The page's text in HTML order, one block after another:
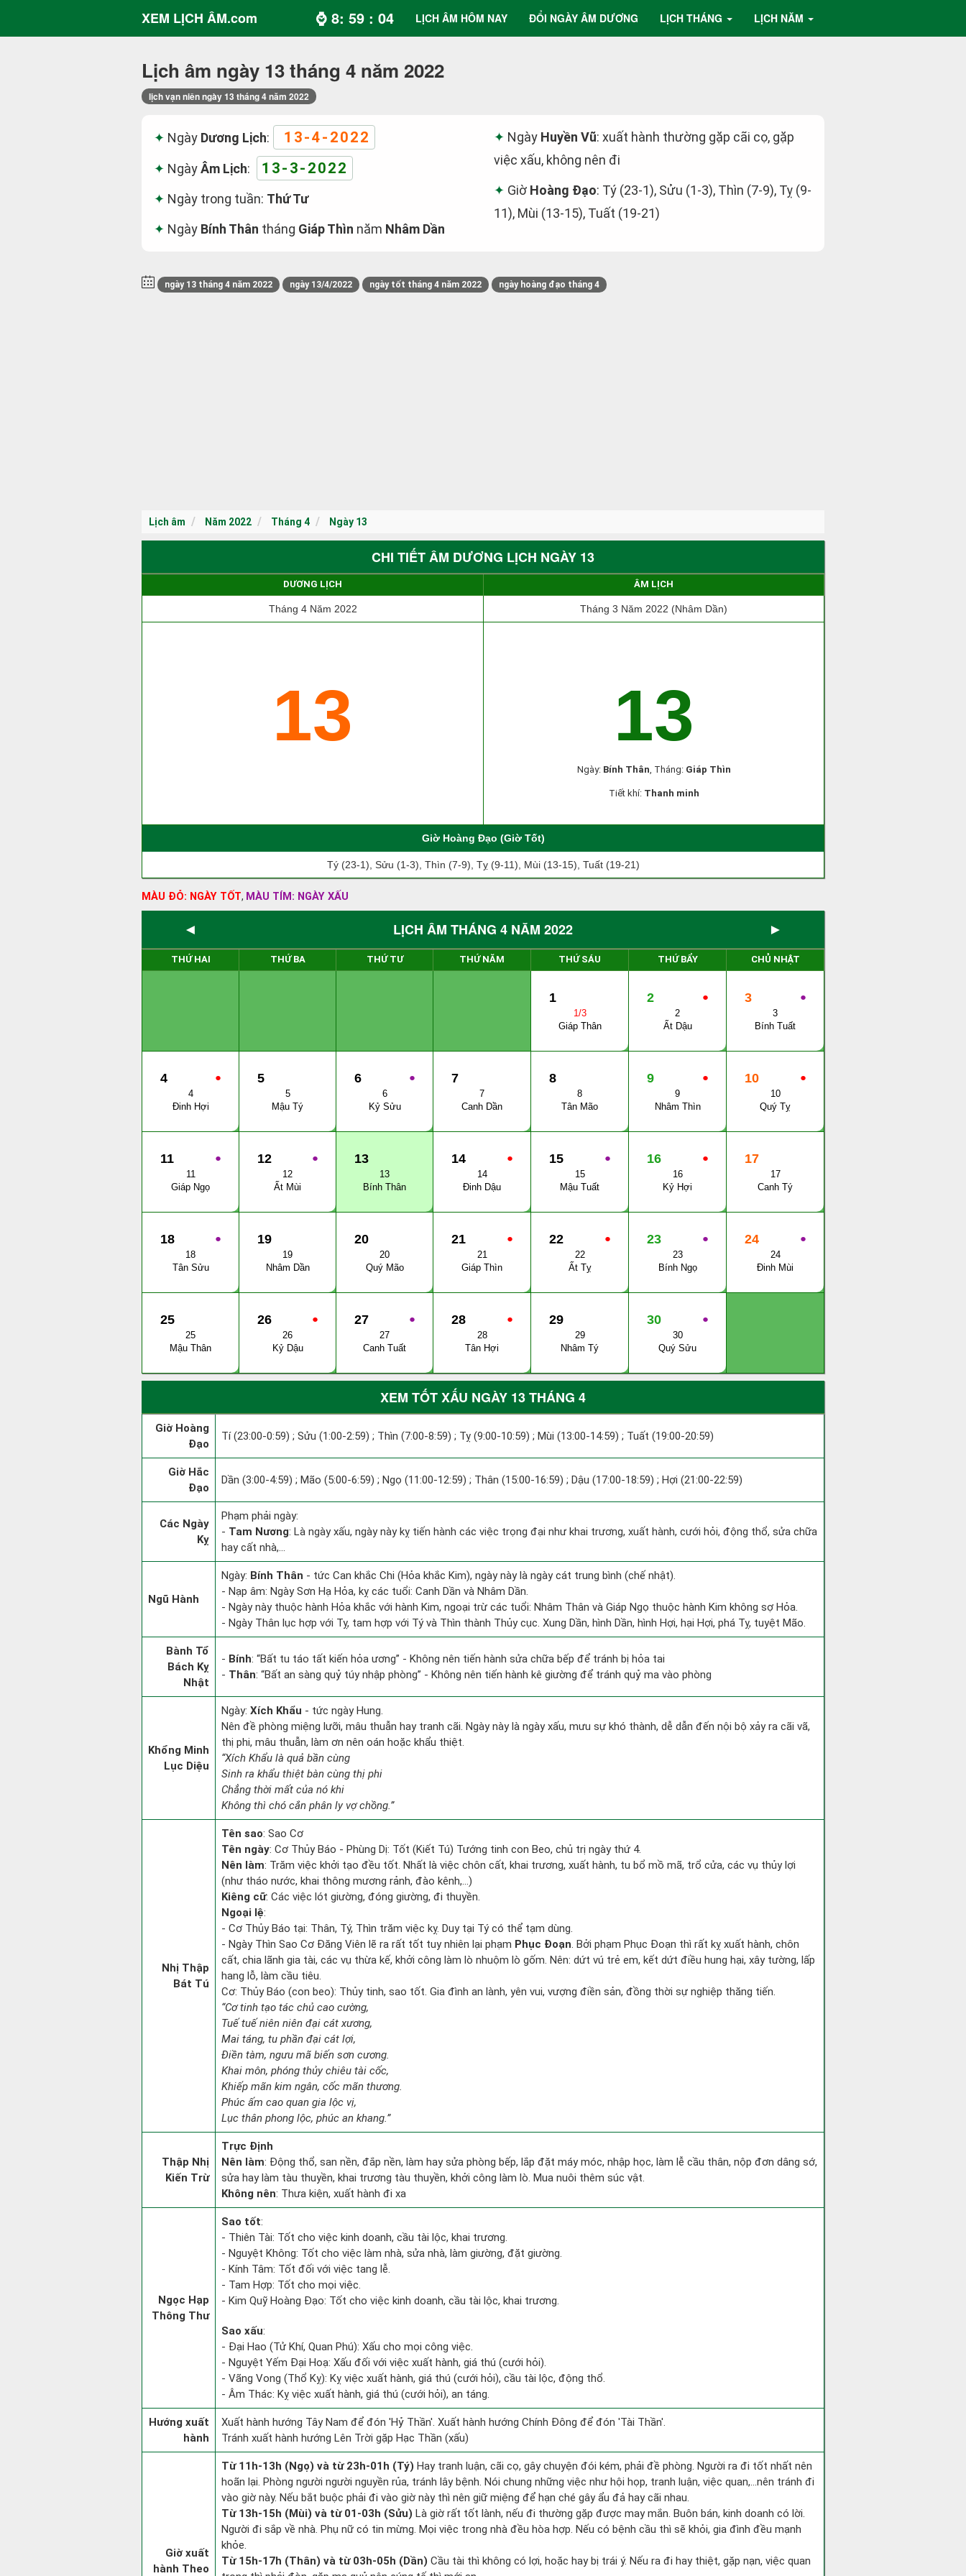
XEM LỊCH ÂM.com ⌚ 8: 59 : 05 LỊCH ÂM HÔM NAY ĐỔI NGÀY ÂM DƯƠNG LỊCH THÁNG LỊCH NĂM
Lịch âm ngày 13 tháng 4 năm 2022
lịch vạn niên ngày 13 tháng 4 năm 2022
Ngày Dương Lịch: 13-4-2022
NgàyÂm Lịch: 13-3-2022
Ngày trong tuần: Thứ Tư
Ngày Bính Thân tháng Giáp Thìn năm Nhâm Dần
Ngày Huyền Vũ: xuất hành thường gặp cãi cọ, gặp
việc xấu, không nên đi
Giờ Hoàng Đạo: Tý (23-1), Sửu (1-3), Thìn (7-9), Tỵ (9-
11), Mùi (13-15), Tuất (19-21)
ngày 13 tháng 4 năm 2022 ngày 13/4/2022 ngày tốt tháng 4 năm 2022 ngày hoàng đạo tháng 4
Lịch âm Năm 2022 Tháng 4 Ngày 13
CHI TIẾT ÂM DƯƠNG LỊCH NGÀY 13
DƯƠNG LỊCH ÂM LỊCH
Tháng 4 Năm 2022 Tháng 3 Năm 2022 (Nhâm Dần)
13 13
Ngày: Bính Thân, Tháng: Giáp Thìn
Tiết khí: Thanh minh
Giờ Hoàng Đạo (Giờ Tốt)
Tý (23-1), Sửu (1-3), Thìn (7-9), Tỵ (9-11), Mùi (13-15), Tuất (19-21)
MÀU ĐỎ: NGÀY TỐT, MÀU TÍM: NGÀY XẤU
◄ LỊCH ÂM THÁNG 4 NĂM 2022 ►
THỨ HAI THỨ BA THỨ TƯ THỨ NĂM THỨ SÁU THỨ BẨY CHỦ NHẬT
1
1/3
Giáp Thân
●
2
2
Ất Dậu
●
3
3
Bính Tuất
●
4
4
Đinh Hợi
5
5
Mậu Tý
●
6
6
Kỷ Sửu
7
7
Canh Dần
8
8
Tân Mão
●
9
9
Nhâm Thìn
●
10
10
Quý Tỵ
●
11
11
Giáp Ngọ
●
12
12
Ất Mùi
13
13
Bính Thân
●
14
14
Đinh Dậu
●
15
15
Mậu Tuất
●
16
16
Kỷ Hợi
17
17
Canh Tý
●
18
18
Tân Sửu
19
19
Nhâm Dần
20
20
Quý Mão
●
21
21
Giáp Thìn
●
22
22
Ất Tỵ
●
23
23
Bính Ngọ
●
24
24
Đinh Mùi
25
25
Mậu Thân
●
26
26
Kỷ Dậu
●
27
27
Canh Tuất
●
28
28
Tân Hợi
29
29
Nhâm Tý
●
30
30
Quý Sửu
XEM TỐT XẤU NGÀY 13 THÁNG 4
Giờ Hoàng
Đạo
Tí (23:00-0:59) ; Sửu (1:00-2:59) ; Thìn (7:00-8:59) ; Tỵ (9:00-10:59) ; Mùi (13:00-14:59) ; Tuất (19:00-20:59)
Giờ Hắc
Đạo
Dần (3:00-4:59) ; Mão (5:00-6:59) ; Ngọ (11:00-12:59) ; Thân (15:00-16:59) ; Dậu (17:00-18:59) ; Hợi (21:00-22:59)
Các Ngày
Kỵ
Phạm phải ngày:
- Tam Nương: Là ngày xấu, ngày này kỵ tiến hành các việc trọng đại như khai trương, xuất hành, cưới hỏi, động thổ, sửa chữa
hay cất nhà,...
Ngũ Hành
Ngày: Bính Thân - tức Can khắc Chi (Hỏa khắc Kim), ngày này là ngày cát trung bình (chế nhật).
- Nạp âm: Ngày Sơn Hạ Hỏa, kỵ các tuổi: Canh Dần và Nhâm Dần.
- Ngày này thuộc hành Hỏa khắc với hành Kim, ngoại trừ các tuổi: Nhâm Thân và Giáp Ngọ thuộc hành Kim không sợ Hỏa.
- Ngày Thân lục hợp với Tỵ, tam hợp với Tý và Thìn thành Thủy cục. Xung Dần, hình Dần, hình Hợi, hại Hợi, phá Tỵ, tuyệt Mão.
Bành Tổ
Bách Kỵ
Nhật
- Bính: “Bất tu táo tất kiến hỏa ương” - Không nên tiến hành sửa chữa bếp để tránh bị hỏa tai
- Thân: “Bất an sàng quỷ túy nhập phòng” - Không nên tiến hành kê giường để tránh quỷ ma vào phòng
Khổng Minh
Lục Diệu
Ngày: Xích Khẩu - tức ngày Hung.
Nên đề phòng miệng lưỡi, mâu thuẫn hay tranh cãi. Ngày này là ngày xấu, mưu sự khó thành, dễ dẫn đến nội bộ xảy ra cãi vã,
thị phi, mâu thuẫn, làm ơn nên oán hoặc khẩu thiệt.
“Xích Khẩu là quả bần cùng
Sinh ra khẩu thiệt bàn cùng thị phi
Chẳng thời mất của nó khi
Không thì chó cắn phân ly vợ chồng.”
Nhị Thập
Bát Tú
Tên sao: Sao Cơ
Tên ngày: Cơ Thủy Báo - Phùng Dị: Tốt (Kiết Tú) Tướng tinh con Beo, chủ trị ngày thứ 4.
Nên làm: Trăm việc khởi tạo đều tốt. Nhất là việc chôn cất, khai trương, xuất hành, tu bổ mồ mã, trổ cửa, các vụ thủy lợi
(như tháo nước, khai thông mương rảnh, đào kênh,...)
Kiêng cữ: Các việc lót giường, đóng giường, đi thuyền.
Ngoại lệ:
- Cơ Thủy Báo tại: Thân, Tý, Thìn trăm việc kỵ. Duy tại Tý có thể tạm dùng.
- Ngày Thìn Sao Cơ Đăng Viên lẽ ra rất tốt tuy nhiên lại phạm Phục Đoạn. Bởi phạm Phục Đoạn thì rất kỵ xuất hành, chôn
cất, chia lãnh gia tài, các vụ thừa kế, khởi công làm lò nhuộm lò gốm. Nên: dứt vú trẻ em, kết dứt điều hung hại, xây tường, lấp
hang lỗ, làm cầu tiêu.
Cơ: Thủy Báo (con beo): Thủy tinh, sao tốt. Gia đình an lành, yên vui, vượng điền sản, đồng thời sự nghiệp thăng tiến.
“Cơ tinh tạo tác chủ cao cường,
Tuế tuế niên niên đại cát xương,
Mai táng, tu phần đại cát lợi,
Điền tàm, ngưu mã biến sơn cương.
Khai môn, phóng thủy chiêu tài cốc,
Khiếp mãn kim ngân, cốc mãn thương.
Phúc ấm cao quan gia lộc vị,
Lục thân phong lộc, phúc an khang.”
Thập Nhị
Kiến Trừ
Trực Định
Nên làm: Động thổ, san nền, đắp nền, làm hay sửa phòng bếp, lắp đặt máy móc, nhập học, làm lễ cầu thân, nộp đơn dâng sớ,
sửa hay làm tàu thuyền, khai trương tàu thuyền, khởi công làm lò. Mua nuôi thêm súc vật.
Không nên: Thưa kiện, xuất hành đi xa
Ngọc Hạp
Thông Thư
Sao tốt:
- Thiên Tài: Tốt cho việc kinh doanh, cầu tài lộc, khai trương.
- Nguyệt Không: Tốt cho việc làm nhà, sửa nhà, làm giường, đặt giường.
- Kính Tâm: Tốt đối với việc tang lễ.
- Tam Hợp: Tốt cho mọi việc.
- Kim Quỹ Hoàng Đạo: Tốt cho việc kinh doanh, cầu tài lộc, khai trương.
Sao xấu:
- Đại Hao (Tử Khí, Quan Phú): Xấu cho mọi công việc.
- Nguyệt Yếm Đại Hoạ: Xấu đối với việc xuất hành, giá thú (cưới hỏi).
- Vãng Vong (Thổ Kỵ): Kỵ việc xuất hành, giá thú (cưới hỏi), cầu tài lộc, động thổ.
- Âm Thác: Kỵ việc xuất hành, giá thú (cưới hỏi), an táng.
Hướng xuất
hành
Xuất hành hướng Tây Nam để đón 'Hỷ Thần'. Xuất hành hướng Chính Đông để đón 'Tài Thần'.
Tránh xuất hành hướng Lên Trời gặp Hạc Thần (xấu)
Giờ xuất
hành Theo
Từ 11h-13h (Ngọ) và từ 23h-01h (Tý) Hay tranh luận, cãi cọ, gây chuyện đói kém, phải đề phòng. Người ra đi tốt nhất nên
hoãn lại. Phòng người người nguyền rủa, tránh lây bệnh. Nói chung những việc như hội họp, tranh luận, việc quan,…nên tránh đi
vào giờ này. Nếu bắt buộc phải đi vào giờ này thì nên giữ miệng để hạn ché gây ẩu đả hay cãi nhau.
Từ 13h-15h (Mùi) và từ 01-03h (Sửu) Là giờ rất tốt lành, nếu đi thường gặp được may mắn. Buôn bán, kinh doanh có lời.
Người đi sắp về nhà. Phụ nữ có tin mừng. Mọi việc trong nhà đều hòa hợp. Nếu có bệnh cầu thì sẽ khỏi, gia đình đều mạnh
khỏe.
Từ 15h-17h (Thân) và từ 03h-05h (Dần) Cầu tài thì không có lợi, hoặc hay bị trái ý. Nếu ra đi hay thiệt, gặp nạn, việc quan